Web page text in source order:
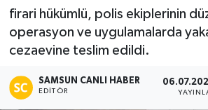
firari hükümlü, polis ekiplerinin
operasyon ve uygulamalarda
cezaevine teslim edildi.
SAMSUN CANLI HABER
EDITÖR
Sağlık
Yemek
Manşet Haberi
Son Dakika Haberleri
Haber Arşivi